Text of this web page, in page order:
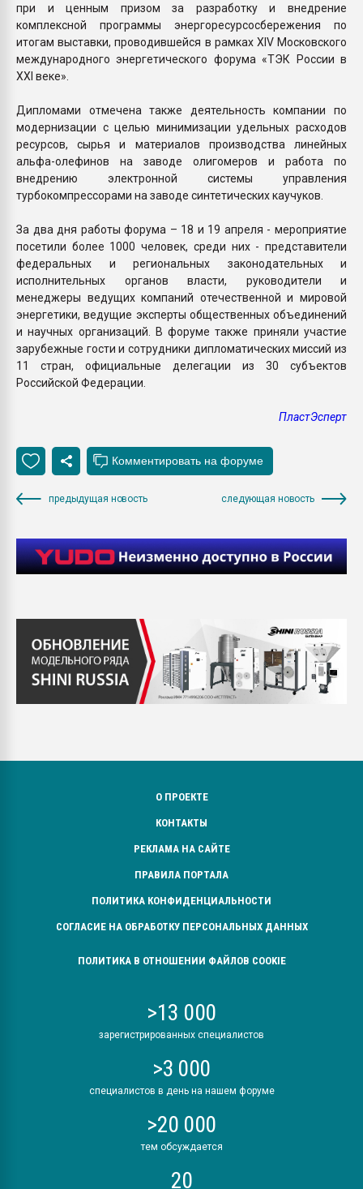
при и ценным призом за разработку и внедрение
комплексной программы энергоресурсосбережения по
итогам выставки, проводившейся в рамках XIV Московского
международного энергетического форума «ТЭК России в
XXI веке».
Дипломами отмечена также деятельность компании по
модернизации с целью минимизации удельных расходов
ресурсов, сырья и материалов производства линейных
альфа-олефинов на заводе олигомеров и работа по
внедрению электронной системы управления
турбокомпрессорами на заводе синтетических каучуков.
За два дня работы форума – 18 и 19 апреля - мероприятие
посетили более 1000 человек, среди них - представители
федеральных и региональных законодательных и
исполнительных органов власти, руководители и
менеджеры ведущих компаний отечественной и мировой
энергетики, ведущие эксперты общественных объединений
и научных организаций. В форуме также приняли участие
зарубежные гости и сотрудники дипломатических миссий из
11 стран, официальные делегации из 30 субъектов
Российской Федерации.
ПластЭсперт
предыдущая новость следующая новость
О ПРОЕКТЕ
КОНТАКТЫ
РЕКЛАМА НА САЙТЕ
ПРАВИЛА ПОРТАЛА
ПОЛИТИКА КОНФИДЕНЦИАЛЬНОСТИ
СОГЛАСИЕ НА ОБРАБОТКУ ПЕРСОНАЛЬНЫХ ДАННЫХ
ПОЛИТИКА В ОТНОШЕНИИ ФАЙЛОВ COOKIE
>13 000
зарегистрированных специалистов
>3 000
специалистов в день на нашем форуме
>20 000
тем обсуждается
20